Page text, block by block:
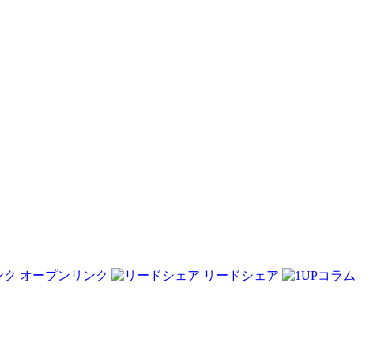
オープンリンク
リードシェア